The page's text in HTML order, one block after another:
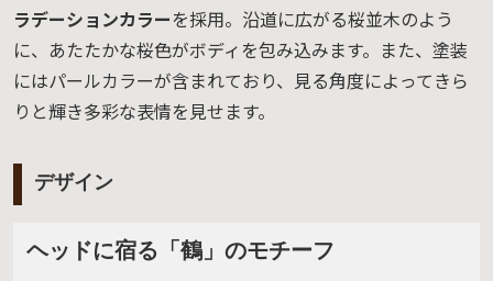
ラデーションカラーを採用。沿道に広がる桜並木のよう
に、あたたかな桜色がボディを包み込みます。また、塗装
にはパールカラーが含まれており、見る角度によってきら
りと輝き多彩な表情を見せます。
デザイン
ヘッドに宿る「鶴」のモチーフ